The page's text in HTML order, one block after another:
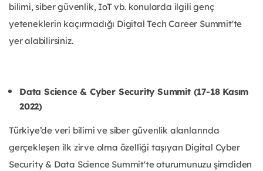
bilimi, siber güvenlik, IoT vb. konularda ilgili genç
yeteneklerin kaçırmadığı Digital Tech Career Summit'te
yer alabilirsiniz.
Data Science & Cyber Security Summit (17-18 Kasım
2022)
Türkiye’de veri bilimi ve siber güvenlik alanlarında
gerçekleşen ilk zirve olma özelliği taşıyan Digital Cyber
Security & Data Science Summit'te oturumunuzu şimdiden